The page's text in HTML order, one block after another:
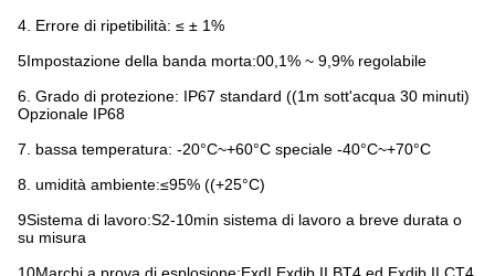
4. Errore di ripetibilità: ≤ ± 1%
5Impostazione della banda morta:00,1% ~ 9,9% regolabile
6. Grado di protezione: IP67 standard ((1m sott'acqua 30 minuti)
Opzionale IP68
7. bassa temperatura: -20°C~+60°C speciale -40°C~+70°C
8. umidità ambiente:≤95% ((+25°C)
9Sistema di lavoro:S2-10min sistema di lavoro a breve durata o
su misura